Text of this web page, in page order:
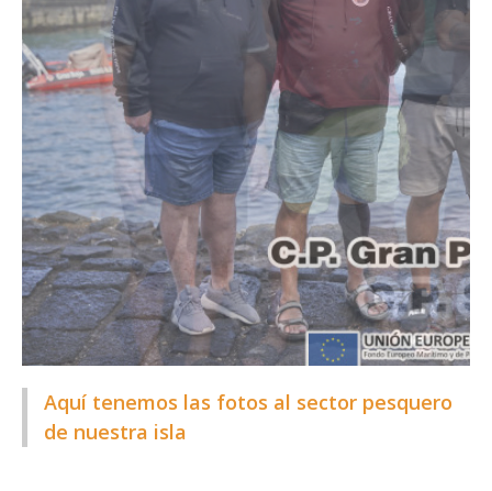
Aquí tenemos las fotos al sector pesquero
de nuestra isla